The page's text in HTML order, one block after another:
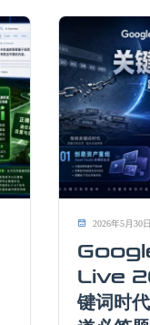
2026年5月30日
Live
键词时